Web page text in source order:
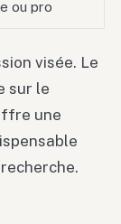
ou pro
visée. Le
sur le
une